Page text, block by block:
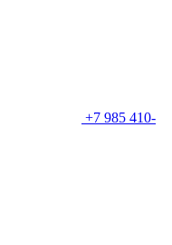
+7 985 410-